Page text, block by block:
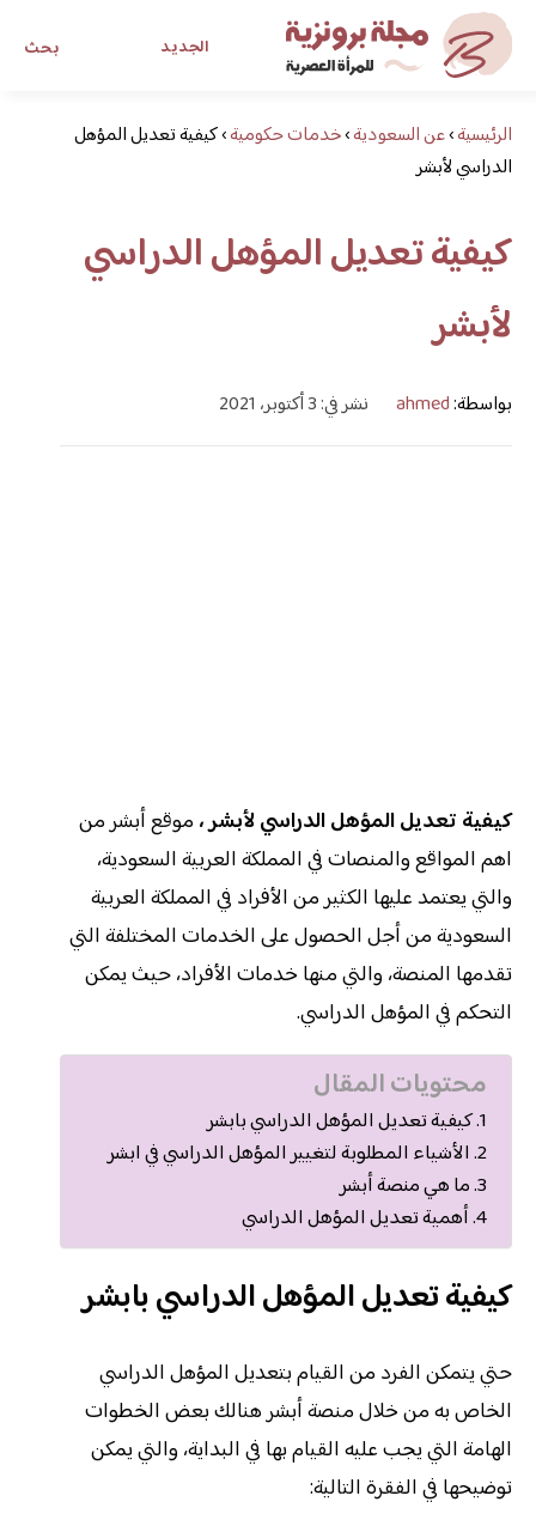
بحث الجديد
مجلة برونزية للفتاة العصريةالرئيسية›عن السعودية›خدمات حكومية›كيفية تعديل المؤهل
الدراسي لأبشر
كيفية تعديل المؤهل الدراسي
لأبشر
بواسطة:ahmed نشر في: 3 أكتوبر، 2021
كيفية تعديل المؤهل الدراسي لأبشر ، موقع أبشر من
اهم المواقع والمنصات في المملكة العربية السعودية،
والتي يعتمد عليها الكثير من الأفراد في المملكة العربية
السعودية من أجل الحصول على الخدمات المختلفة التي
تقدمها المنصة، والتي منها خدمات الأفراد، حيث يمكن
التحكم في المؤهل الدراسي.
محتويات المقال
كيفية تعديل المؤهل الدراسي بابشر
الأشياء المطلوبة لتغيير المؤهل الدراسي في ابشر
ما هي منصة أبشر
أهمية تعديل المؤهل الدراسي
كيفية تعديل المؤهل الدراسي بابشر
حتي يتمكن الفرد من القيام بتعديل المؤهل الدراسي
الخاص به من خلال منصة أبشر هنالك بعض الخطوات
الهامة التي يجب عليه القيام بها في البداية، والتي يمكن
توضيحها في الفقرة التالية: